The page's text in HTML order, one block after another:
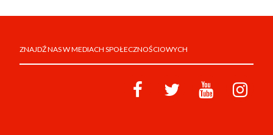
ZNAJDŹ NAS W MEDIACH SPOŁECZNOŚCIOWYCH